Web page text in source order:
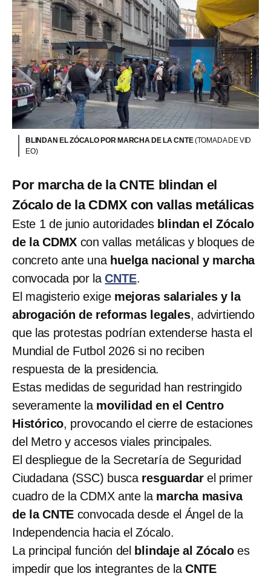
BLINDAN EL ZÓCALO POR MARCHA DE LA CNTE(TOMADA DE VID
EO)
Por marcha de la CNTE blindan el
Zócalo de la CDMX con vallas metálicas
Este 1 de junio autoridades blindan el Zócalo
de la CDMX con vallas metálicas y bloques de
concreto ante una huelga nacional y marcha
convocada por laCNTE.
El magisterio exige mejoras salariales y la
abrogación de reformas legales, advirtiendo
que las protestas podrían extenderse hasta el
Mundial de Futbol 2026 si no reciben
respuesta de la presidencia.
Estas medidas de seguridad han restringido
severamente lamovilidad en el Centro
Histórico, provocando el cierre de estaciones
del Metro y accesos viales principales.
El despliegue de la Secretaría de Seguridad
Ciudadana (SSC) busca resguardarel primer
cuadro de la CDMX ante la marcha masiva
de la CNTE convocada desde el Ángel de la
Independencia hacia el Zócalo.
La principal función del blindaje al Zócalo es
impedir que los integrantes de la CNTE